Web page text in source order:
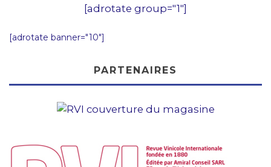
[adrotate group="1"]
[adrotate banner="10"]
PARTENAIRES